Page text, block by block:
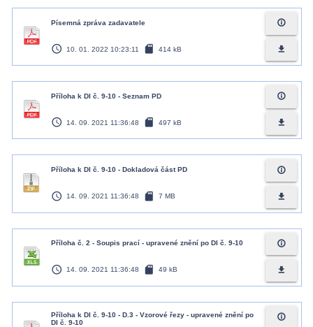
Písemná zpráva zadavatele
access_time 10. 01. 2022 10:23:11 sd_card 414 kB
info_outline
file_download
Příloha k DI č. 9-10 - Seznam PD
access_time 14. 09. 2021 11:36:48 sd_card 497 kB
info_outline
file_download
Příloha k DI č. 9-10 - Dokladová část PD
access_time 14. 09. 2021 11:36:48 sd_card 7 MB
info_outline
file_download
Příloha č. 2 - Soupis prací - upravené znění po DI č. 9-10
access_time 14. 09. 2021 11:36:48 sd_card 49 kB
info_outline
file_download
Příloha k DI č. 9-10 - D.3 - Vzorové řezy - upravené znění po
DI č. 9-10
info_outline